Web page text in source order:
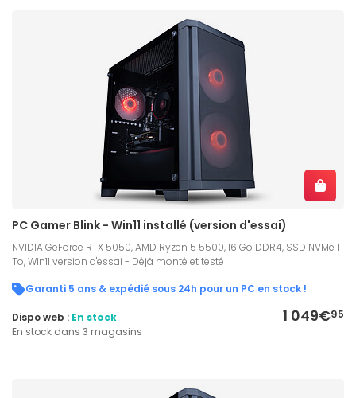
PC Gamer Blink - Win11 installé (version d'essai)
NVIDIA GeForce RTX 5050, AMD Ryzen 5 5500, 16 Go DDR4, SSD NVMe 1
To, Win11 version d'essai - Déjà monté et testé
Garanti 5 ans & expédié sous 24h pour un PC en stock !
1 049€95
Dispo web : En stock
En stock dans 3 magasins